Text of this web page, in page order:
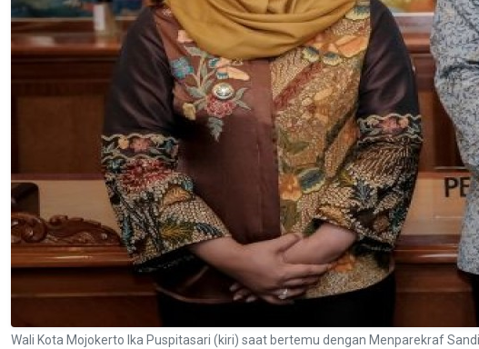
Wali Kota Mojokerto Ika Puspitasari (kiri) saat bertemu dengan Menparekraf